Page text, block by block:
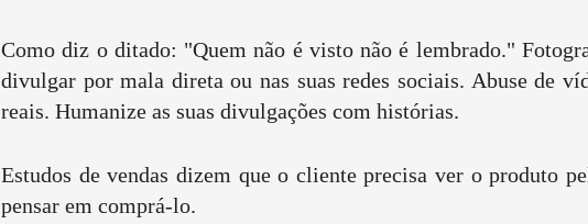
Como diz o ditado: "Quem não é visto não é lembrado."
divulgar por mala direta ou nas suas redes sociais. Abuse de
reais. Humanize as suas divulgações com histórias.
Estudos de vendas dizem que o cliente precisa ver o produto
pensar em comprá-lo.